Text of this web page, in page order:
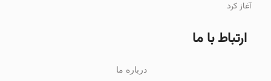
آغاز کرد
ارتباط با ما
درباره ما